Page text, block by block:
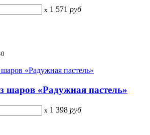
x 1 571 руб
шаров «Радужная пастель»
x 1 398 руб